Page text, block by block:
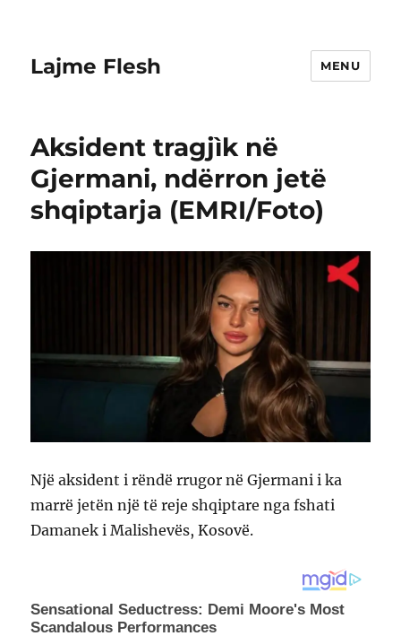
Lajme Flesh MENU
Aksident tragjìk në
Gjermani, ndërron jetë
shqiptarja (EMRI/Foto)
Një aksident i rëndë rrugor në Gjermani i ka
marrë jetën një të reje shqiptare nga fshati
Damanek i Malishevës, Kosovë.